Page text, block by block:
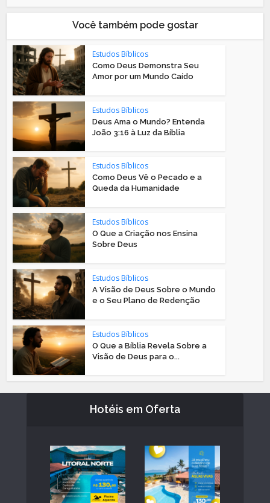
Você também pode gostar
Estudos Bíblicos
Como Deus Demonstra Seu
Amor por um Mundo Caído
Estudos Bíblicos
Deus Ama o Mundo? Entenda
João 3:16 à Luz da Bíblia
Estudos Bíblicos
Como Deus Vê o Pecado e a
Queda da Humanidade
Estudos Bíblicos
O Que a Criação nos Ensina
Sobre Deus
Estudos Bíblicos
A Visão de Deus Sobre o Mundo
e o Seu Plano de Redenção
Estudos Bíblicos
O Que a Bíblia Revela Sobre a
Visão de Deus para o...
Hotéis em Oferta